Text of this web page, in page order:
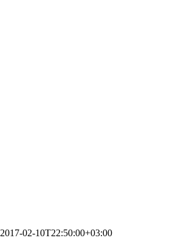
2017-02-10T22:50:00+03:00